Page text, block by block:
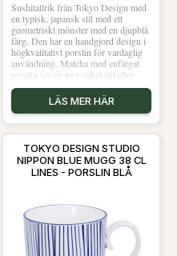
Sushitallrik från Tokyo Design med
en typisk, japansk stil med ett
geometriskt mönster med en djupblå
färg. Den har en handgjord design i
högkvalitativt porslin för vardaglig
användning. Matcha med enfärgat
porslin för en mer enkel stil eller
satsa på olika kombinationer för att
skapa en mer personlig dukning.
Tillverkad i Japan. Om från Tokyo
Design- Handgjord design.- Typisk,
Passar för traditionella, japanska
maträtter.- Från serien Nippon Blue.
Skötselråd för sushitallriken- Tål
Tallrikar hos Royal Design.
LÄS MER HÄR
TOKYO DESIGN STUDIO
NIPPON BLUE MUGG 38 CL
LINES - PORSLIN BLÅ